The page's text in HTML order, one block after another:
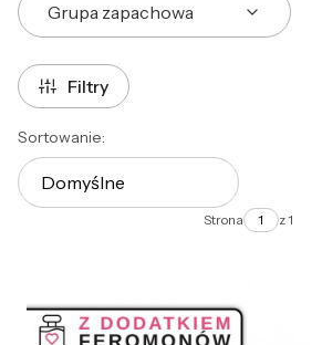
Grupa zapachowa
Koniec filtrów
Filtry
Lista produktów
Sortowanie:
Domyślne
Strona z 1